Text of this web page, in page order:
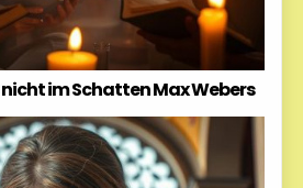
im Schatten Max Webers